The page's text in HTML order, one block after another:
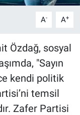
A- A+
Özdağ, sosyal
"Sayın
kendi politik
temsil
Zafer Partisi